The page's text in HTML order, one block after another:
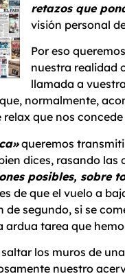
retazos que
visión personal
Por eso
nuestra realidad
llamada a
normalmente,
que nos
queremos
dices, rasando las
posibles, sobre
de que el vuelo a
segundo, si se
ardua tarea que
los muros de
nuestro